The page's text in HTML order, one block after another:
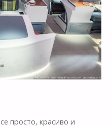
просто, красиво и